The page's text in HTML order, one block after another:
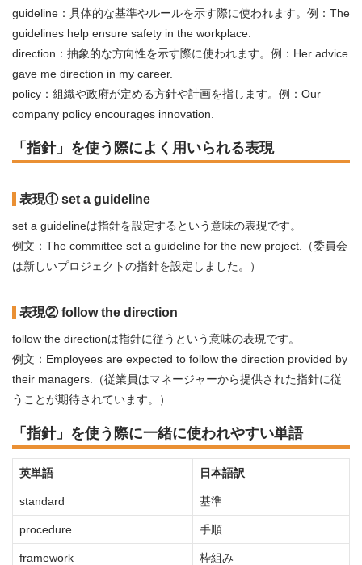
guideline：具体的な基準やルールを示す際に使われます。例：The
guidelines help ensure safety in the workplace.
direction：抽象的な方向性を示す際に使われます。例：Her advice
gave me direction in my career.
policy：組織や政府が定める方針や計画を指します。例：Our
company policy encourages innovation.
「指針」を使う際によく用いられる表現
表現① set a guideline
set a guidelineは指針を設定するという意味の表現です。
例文：The committee set a guideline for the new project.（委員会
は新しいプロジェクトの指針を設定しました。）
表現② follow the direction
follow the directionは指針に従うという意味の表現です。
例文：Employees are expected to follow the direction provided by
their managers.（従業員はマネージャーから提供された指針に従
うことが期待されています。）
「指針」を使う際に一緒に使われやすい単語
英単語 日本語訳
standard 基準
procedure 手順
framework 枠組み